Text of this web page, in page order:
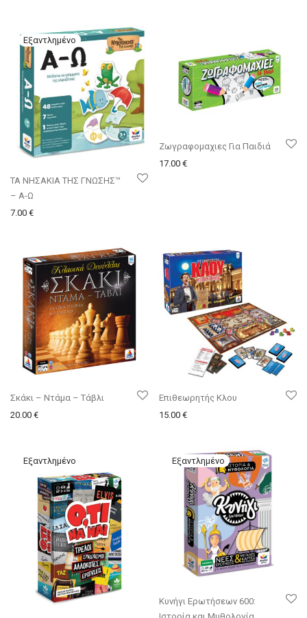
ΤΑ ΝΗΣΑΚΙΑ ΤΗΣ ΓΝΩΣΗΣ™
– Α-Ω
7.00 €
Ζωγραφομαχιες Για Παιδιά
17.00 €
Σκάκι – Ντάμα – Τάβλι
20.00 €
Επιθεωρητής Κλου
15.00 €
Κυνήγι Ερωτήσεων 600: